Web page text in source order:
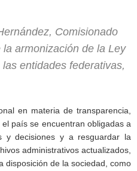
Comisionado
armonización de la Ley
entidades federativas,
en materia de transparencia,
país se encuentran obligadas a
y decisiones y a resguardar la
administrativos actualizados,
disposición de la sociedad, como